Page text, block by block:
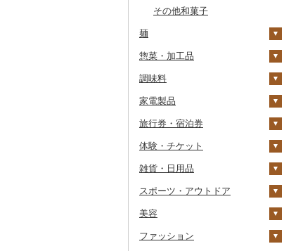
あか牛
その他牛肉（精肉）
ふぐ
ほっけ
その他鮮魚
その他果物
その他和菓子
麺
ラーメン
うどん
そば
パスタ
ひやむぎ
そうめん
その他麺
惣菜・加工品
惣菜
餃子
シュウマイ
コロッケ
その他惣菜
カレー・シチュー
カレー
シチュー
鍋
肉
魚
その他鍋
ピザ
レトルト
スープ
豆腐・納豆
豆腐
漬物
調味料
砂糖
塩
醤油
味噌
酢
だし
食用油
家電製品
季節・空調家電
キッチン家電
照明器具
パソコン・周辺機器
TV・オーディオ・カメラ
美容・健康家電
旅行券・宿泊券
旅行券
JTBふるさと旅行クー
その他旅行券
宿泊券
体験・チケット
PayPay商品券
食事券
温泉・サウナ・スパ利用
雑貨・日用品
家具・インテリア
机・テーブル
寝具
布団
タオル
スポーツ・アウトドア
ゴルフ
ゴルフボール
釣り
美容
スキンケア
ファッション